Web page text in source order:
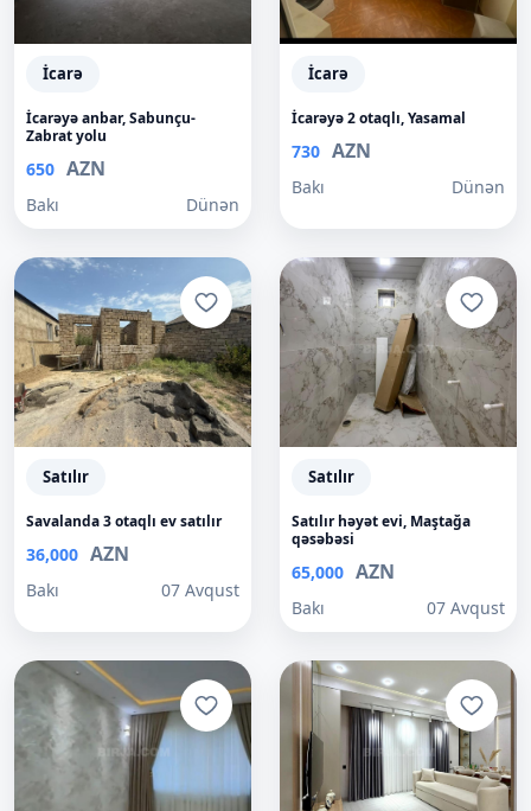
İcarə
İcarəyə anbar, Sabunçu-
Zabrat yolu
650 AZN
Bakı Dünən
İcarə
İcarəyə 2 otaqlı, Yasamal
730 AZN
Bakı Dünən
Satılır
Savalanda 3 otaqlı ev satılır
36,000 AZN
Bakı 07 Avqust
Satılır
Satılır həyət evi, Maştağa
qəsəbəsi
65,000 AZN
Bakı 07 Avqust